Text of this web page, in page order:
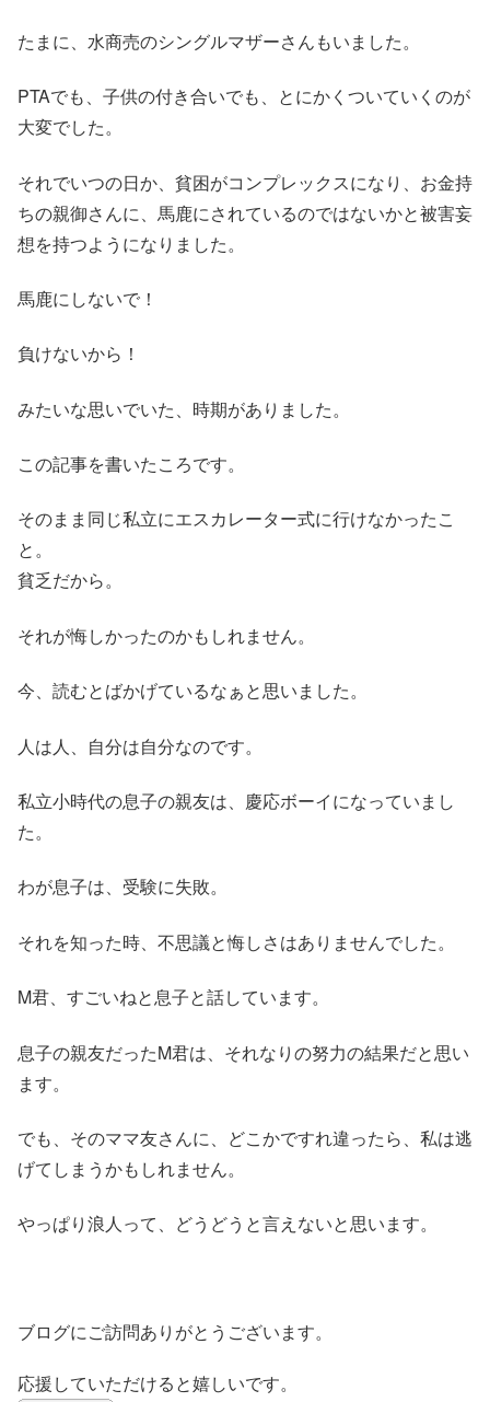
たまに、水商売のシングルマザーさんもいました。
PTAでも、子供の付き合いでも、とにかくついていくのが
大変でした。
それでいつの日か、貧困がコンプレックスになり、お金持
ちの親御さんに、馬鹿にされているのではないかと被害妄
想を持つようになりました。
馬鹿にしないで！
負けないから！
みたいな思いでいた、時期がありました。
この記事を書いたころです。
そのまま同じ私立にエスカレーター式に行けなかったこ
と。
貧乏だから。
それが悔しかったのかもしれません。
今、読むとばかげているなぁと思いました。
人は人、自分は自分なのです。
私立小時代の息子の親友は、慶応ボーイになっていまし
た。
わが息子は、受験に失敗。
それを知った時、不思議と悔しさはありませんでした。
M君、すごいねと息子と話しています。
息子の親友だったM君は、それなりの努力の結果だと思い
ます。
でも、そのママ友さんに、どこかですれ違ったら、私は逃
げてしまうかもしれません。
やっぱり浪人って、どうどうと言えないと思います。
ブログにご訪問ありがとうございます。
応援していただけると嬉しいです。